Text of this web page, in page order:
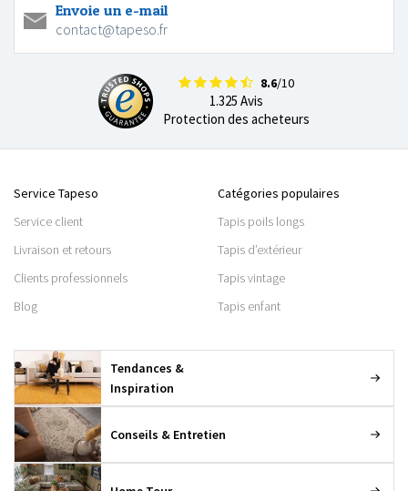
Envoie un e-mail
contact@tapeso.fr
8.6/10
1.325 Avis
Protection des acheteurs
Service Tapeso
Service client
Livraison et retours
Clients professionnels
Blog
Catégories populaires
Tapis poils longs
Tapis d’extérieur
Tapis vintage
Tapis enfant
Tendances &
Inspiration
Conseils & Entretien